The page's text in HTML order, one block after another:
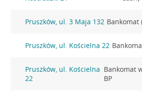
Pruszków, ul. 3 Maja 132 Bankomat
Pruszków, ul. Kościelna 22
Pruszków, ul. Kościelna
22
Bankomat
BP